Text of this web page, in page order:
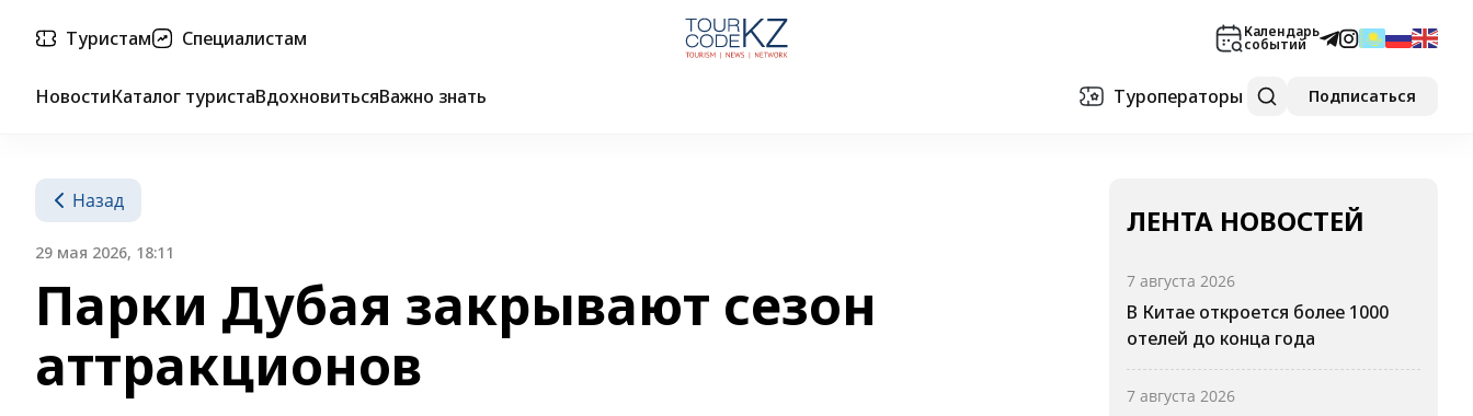
Туристам Специалистам Календарь
событий
НовостиКаталог туристаВдохновитьсяВажно знать Туроператоры Подписаться
Назад
29 мая 2026, 18:11
Парки Дубая закрывают сезон
аттракционов
ЛЕНТА НОВОСТЕЙ
7 августа 2026
В Китае откроется более 1000
отелей до конца года
7 августа 2026